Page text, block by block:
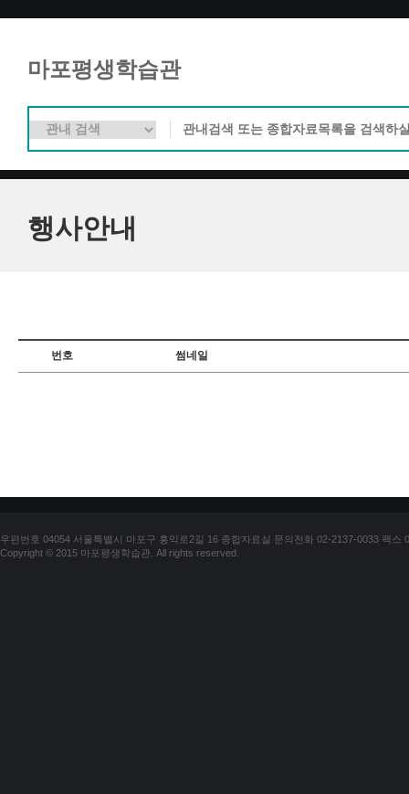
마포평생학습관
행사안내
번호 썸네일
우편번호 04054 서울특별시 마포구 홍익로2길 16 종합자료실 문의전화 02-2137-0033 팩스
Copyright © 2015 마포평생학습관. All rights reserved.